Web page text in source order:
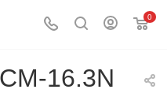
0
16.3N